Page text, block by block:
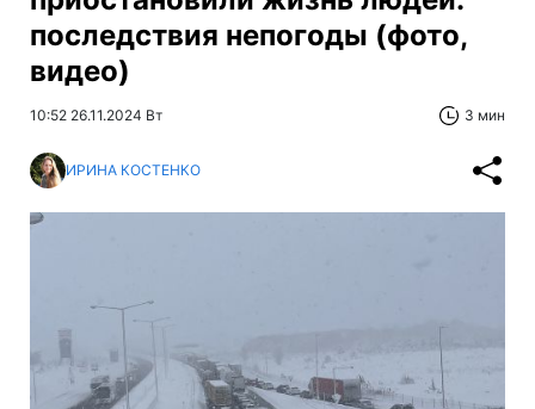
последствия непогоды (фото,
видео)
10:52 26.11.2024 Вт 3 мин
ИРИНА КОСТЕНКО